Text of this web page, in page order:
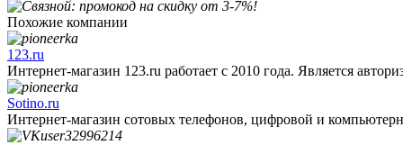
Похожие компании
123.ru
Интернет-магазин 123.ru работает с 2010 года. Является
Sotino.ru
Интернет-магазин сотовых телефонов, цифровой и